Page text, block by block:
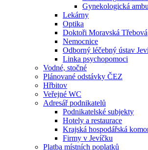
Gynekologická
Lekárny
Optika
Doktoři Moravská Třebová
Nemocnice
Odborný léčebný ústav
Linka psychopomoci
Vodné, stočné
Plánované odstávky ČEZ
Hřbitov
Veřejné WC
Adresář podnikatelů
Podnikatelské subjekty
Hotely a restaurace
Krajská hospodářská
Firmy v Jevíčku
Platba místních poplatků